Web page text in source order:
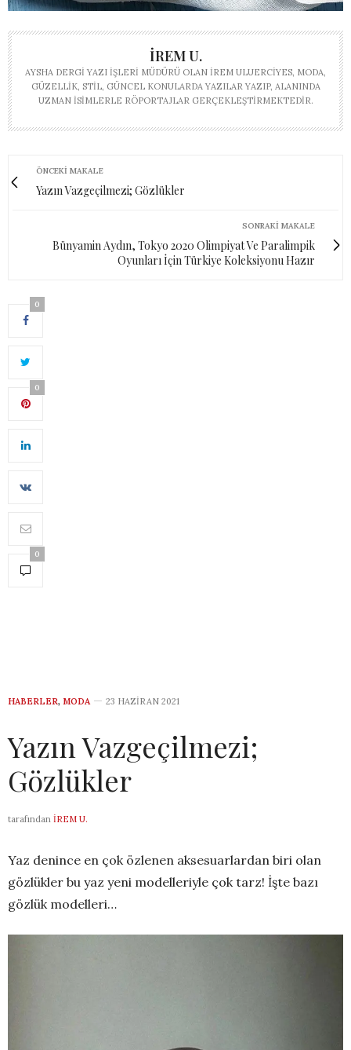
İREM U.
AYSHA DERGI YAZI İŞLERI MÜDÜRÜ OLAN İREM ULUERCIYES, MODA,
GÜZELLIK, STIL, GÜNCEL KONULARDA YAZILAR YAZIP, ALANINDA
UZMAN ISIMLERLE RÖPORTAJLAR GERÇEKLEŞTIRMEKTEDIR.
ÖNCEKI MAKALE
Yazın Vazgeçilmezi; Gözlükler
SONRAKI MAKALE
Bünyamin Aydın, Tokyo 2020 Olimpiyat Ve Paralimpik
Oyunları İçin Türkiye Koleksiyonu Hazır
0
0
0
HABERLER, MODA 23 HAZIRAN 2021
Yazın Vazgeçilmezi;
Gözlükler
tarafından İREM U.
Yaz denince en çok özlenen aksesuarlardan biri olan
gözlükler bu yaz yeni modelleriyle çok tarz! İşte bazı
gözlük modelleri…